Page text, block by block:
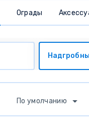
Ограды
По умолчанию